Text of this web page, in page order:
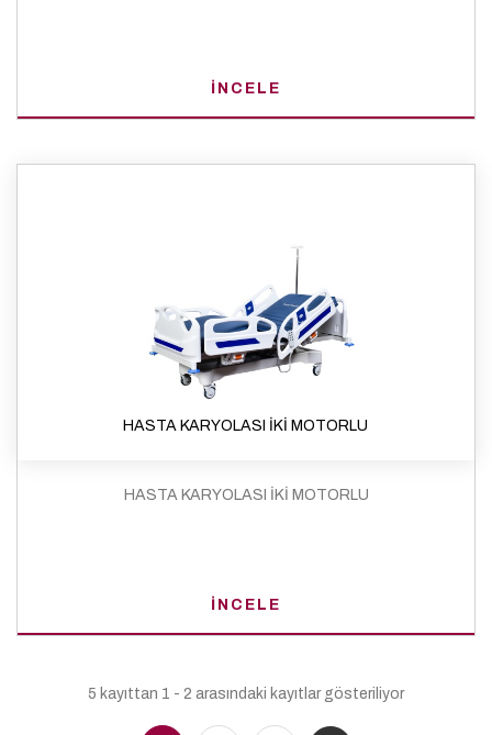
İNCELE
HASTA KARYOLASI İKİ MOTORLU
HASTA KARYOLASI İKİ MOTORLU
İNCELE
5 kayıttan 1 - 2 arasındaki kayıtlar gösteriliyor